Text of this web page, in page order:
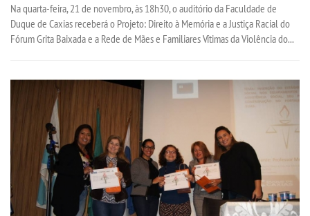
Na quarta-feira, 21 de novembro, às 18h30, o auditório da Faculdade de
Duque de Caxias receberá o Projeto: Direito à Memória e a Justiça Racial do
Fórum Grita Baixada e a Rede de Mães e Familiares Vítimas da Violência do...